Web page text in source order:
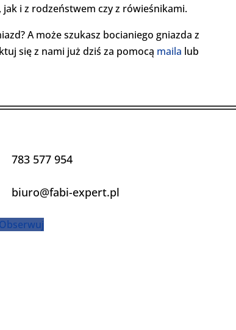
i z rodzeństwem czy z rówieśnikami.
A może szukasz bocianiego gniazda z
się z nami już dziś za pomocą maila lub
783 577 954
biuro@fabi-expert.pl
Obserwuj